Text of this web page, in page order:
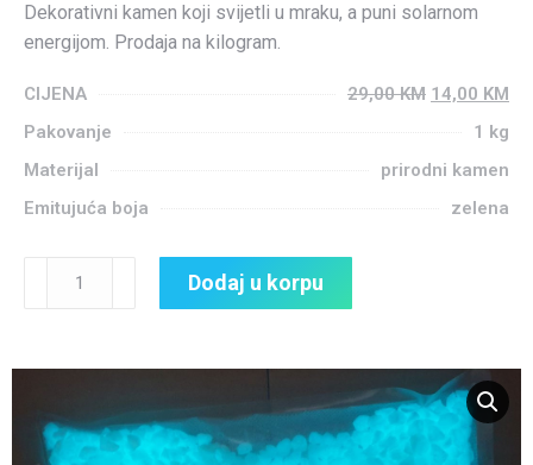
Dekorativni kamen koji svijetli u mraku, a puni solarnom
energijom. Prodaja na kilogram.
CIJENA 29,00KM 14,00 KM
Pakovanje
1 kg
Materijal
prirodni kamen
Emitujuća boja
zelena
Dodaj u korpu